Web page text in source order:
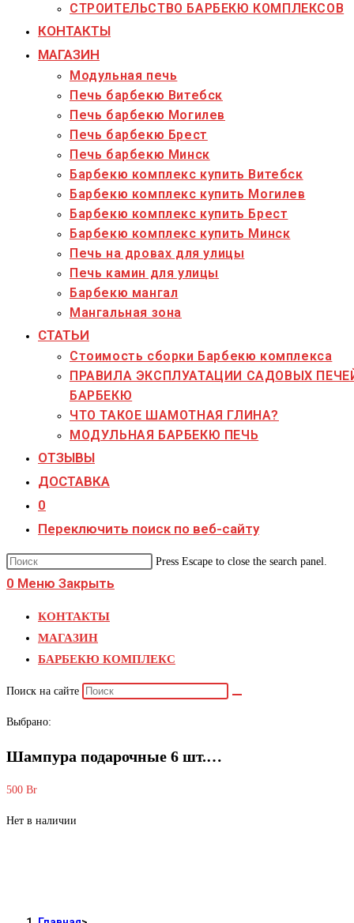
СТРОИТЕЛЬСТВО БАРБЕКЮ КОМПЛЕКСОВ
КОНТАКТЫ
МАГАЗИН
Модульная печь
Печь барбекю Витебск
Печь барбекю Могилев
Печь барбекю Брест
Печь барбекю Минск
Барбекю комплекс купить Витебск
Барбекю комплекс купить Могилев
Барбекю комплекс купить Брест
Барбекю комплекс купить Минск
Печь на дровах для улицы
Печь камин для улицы
Барбекю мангал
Мангальная зона
СТАТЬИ
Стоимость сборки Барбекю комплекса
ПРАВИЛА ЭКСПЛУАТАЦИИ САДОВЫХ
БАРБЕКЮ
ЧТО ТАКОЕ ШАМОТНАЯ ГЛИНА?
МОДУЛЬНАЯ БАРБЕКЮ ПЕЧЬ
ОТЗЫВЫ
ДОСТАВКА
0
Переключить поиск по веб-сайту
Press Escape to close the search panel.
0 Меню Закрыть
КОНТАКТЫ
МАГАЗИН
БАРБЕКЮ КОМПЛЕКС
Поиск на сайте
Выбрано:
Шампура подарочные 6 шт.…
500 Br
Нет в наличии